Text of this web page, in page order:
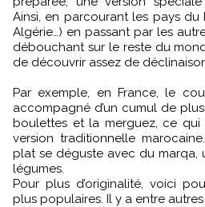
Ainsi, en parcourant les pays du
Algérie…) en passant par les
débouchant sur le reste du
de découvrir assez de
Par exemple, en France, le
accompagné d’un cumul de
boulettes et la merguez, ce qui
version traditionnelle
plat se déguste avec du
légumes.
Pour plus d’originalité, voici
plus populaires. Il y a entre autres